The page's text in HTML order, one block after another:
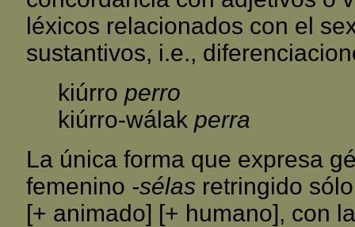
léxicos relacionados con el
sustantivos, i.e.,
kiúrro perro
kiúrro-wálak perra
La única forma que expresa
femenino -sélasretringido
[+ animado] [+ humano], con